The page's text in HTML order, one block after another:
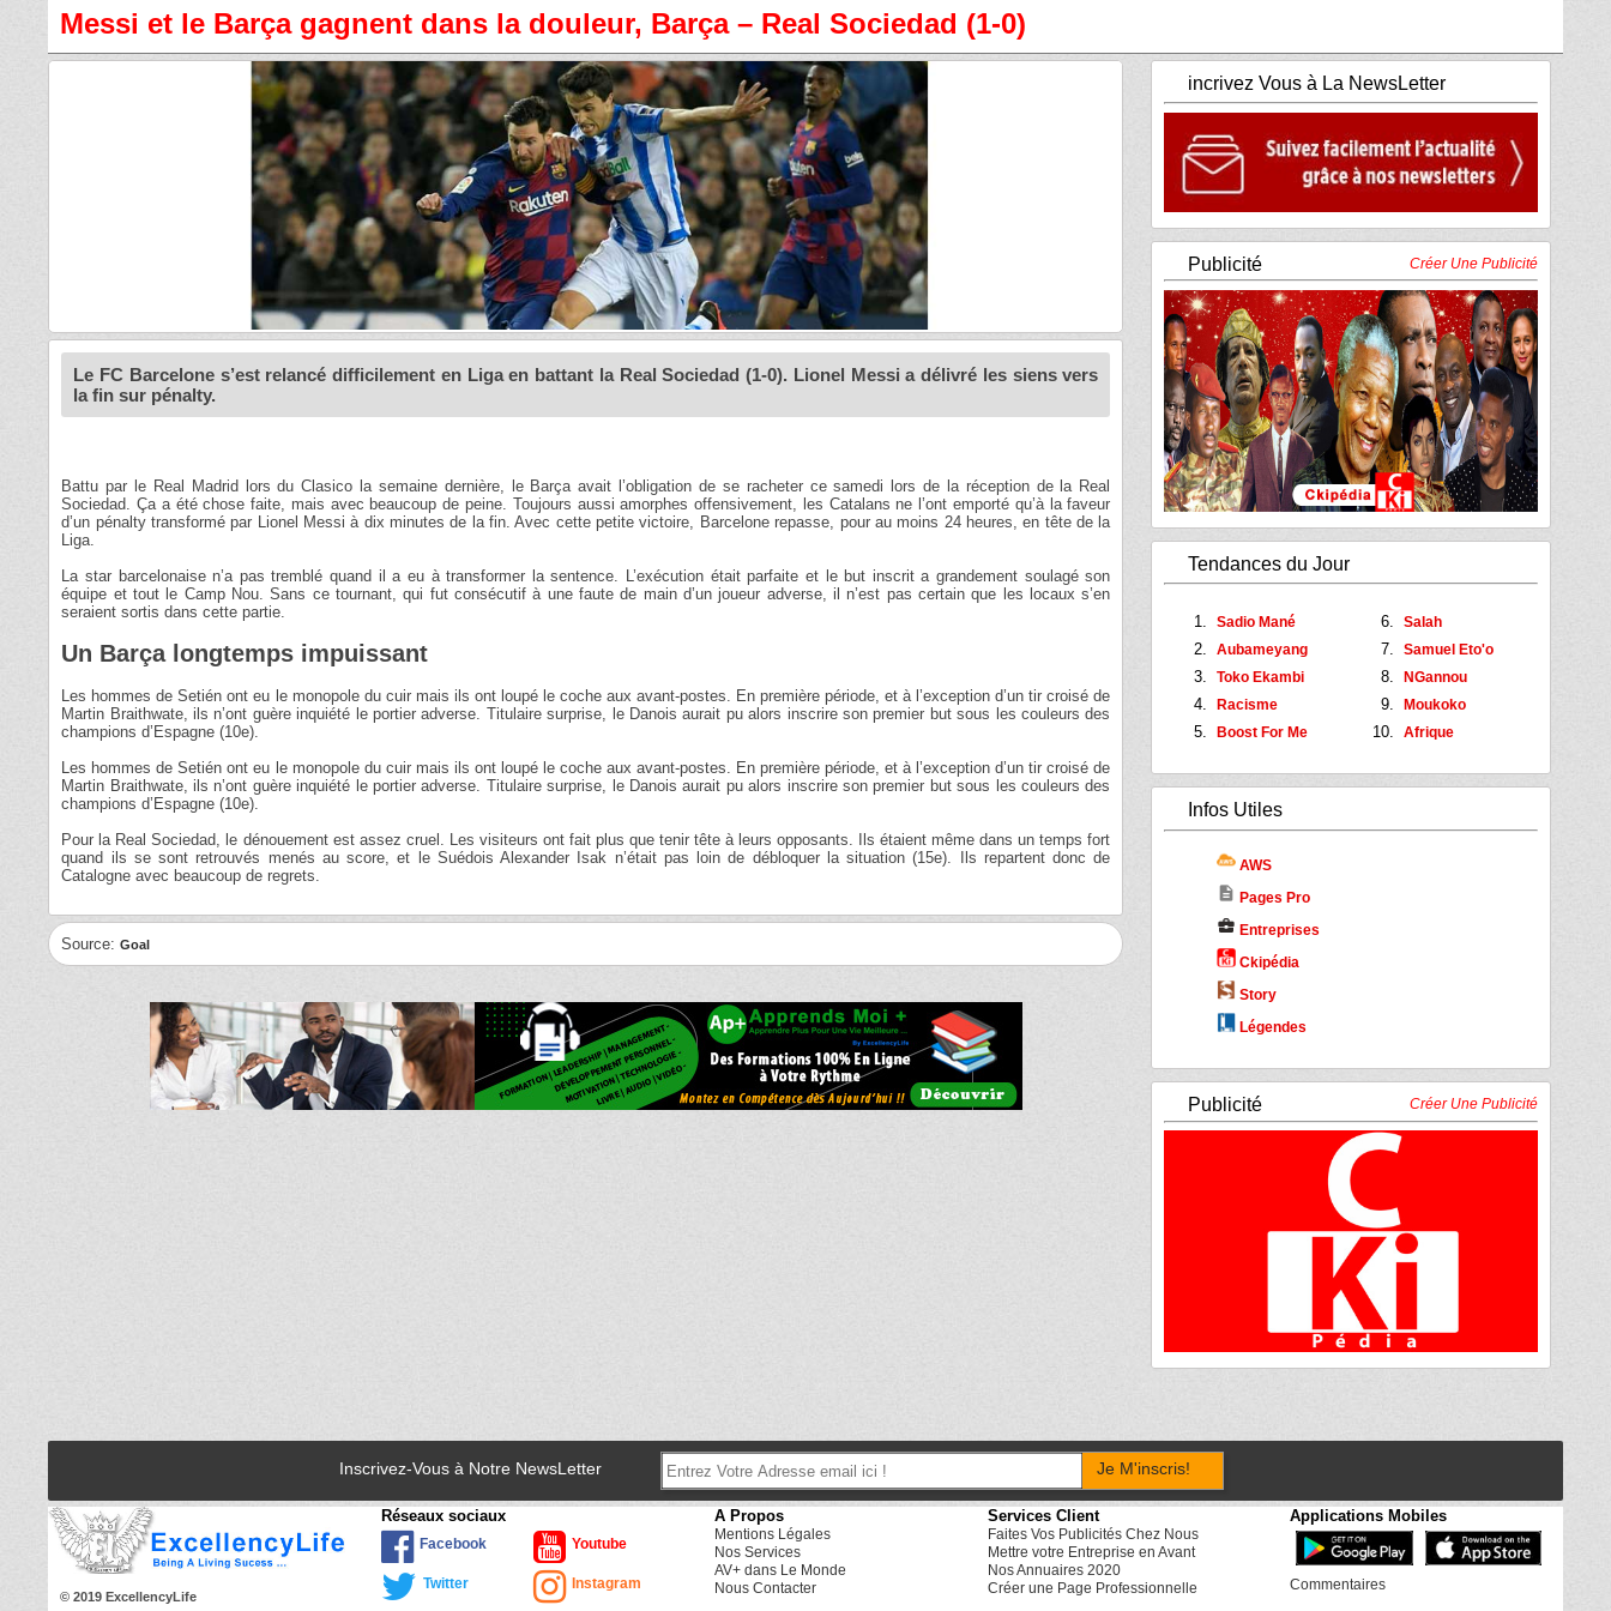
Messi et le Barça gagnent dans la douleur, Barça – Real Sociedad (1-0)
Le FC Barcelone s’est relancé difficilement en Liga en battant la Real Sociedad (1-0). Lionel Messi a délivré les siens vers
la fin sur pénalty.
Battu par le Real Madrid lors du Clasico la semaine dernière, le Barça avait l’obligation de se racheter ce samedi lors de la réception de la Real
Sociedad. Ça a été chose faite, mais avec beaucoup de peine. Toujours aussi amorphes offensivement, les Catalans ne l’ont emporté qu’à la faveur
d’un pénalty transformé par Lionel Messi à dix minutes de la fin. Avec cette petite victoire, Barcelone repasse, pour au moins 24 heures, en tête de la
Liga.
La star barcelonaise n’a pas tremblé quand il a eu à transformer la sentence. L’exécution était parfaite et le but inscrit a grandement soulagé son
équipe et tout le Camp Nou. Sans ce tournant, qui fut consécutif à une faute de main d’un joueur adverse, il n’est pas certain que les locaux s’en
seraient sortis dans cette partie.
Un Barça longtemps impuissant
Les hommes de Setién ont eu le monopole du cuir mais ils ont loupé le coche aux avant-postes. En première période, et à l’exception d’un tir croisé de
Martin Braithwate, ils n’ont guère inquiété le portier adverse. Titulaire surprise, le Danois aurait pu alors inscrire son premier but sous les couleurs des
champions d’Espagne (10e).
Les hommes de Setién ont eu le monopole du cuir mais ils ont loupé le coche aux avant-postes. En première période, et à l’exception d’un tir croisé de
Martin Braithwate, ils n’ont guère inquiété le portier adverse. Titulaire surprise, le Danois aurait pu alors inscrire son premier but sous les couleurs des
champions d’Espagne (10e).
Pour la Real Sociedad, le dénouement est assez cruel. Les visiteurs ont fait plus que tenir tête à leurs opposants. Ils étaient même dans un temps fort
quand ils se sont retrouvés menés au score, et le Suédois Alexander Isak n’était pas loin de débloquer la situation (15e). Ils repartent donc de
Catalogne avec beaucoup de regrets.
Source:Goal
incrivez Vous à La NewsLetter
Publicité Créer Une Publicité
Tendances du Jour
Sadio Mané
Aubameyang
Toko Ekambi
Racisme
Boost For Me
Salah
Samuel Eto'o
NGannou
Moukoko
Afrique
Infos Utiles
AWS
description Pages Pro
business_center Entreprises
Ckipédia
Story
Légendes
Publicité Créer Une Publicité
Inscrivez-Vous à Notre NewsLetter Je M'inscris!
© 2019 ExcellencyLife
Réseaux sociaux
Facebook Youtube
Twitter Instagram
A Propos
Mentions Légales
Nos Services
AV+ dans Le Monde
Nous Contacter
Services Client
Faites Vos Publicités Chez Nous
Mettre votre Entreprise en Avant
Nos Annuaires 2020
Créer une Page Professionnelle
Applications Mobiles
Commentaires